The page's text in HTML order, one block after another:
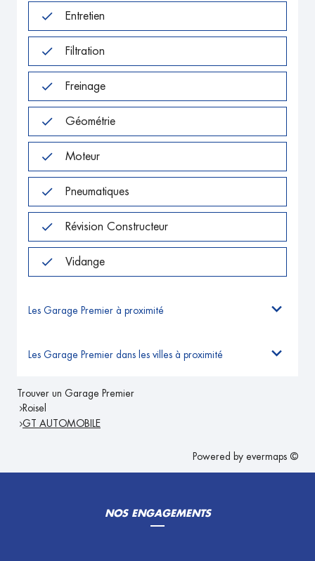
Entretien
Filtration
Freinage
Géométrie
Moteur
Pneumatiques
Révision Constructeur
Vidange
Les Garage Premier à proximité
Les Garage Premier dans les villes à proximité
Trouver un Garage Premier
Roisel
GT AUTOMOBILE
Powered by evermaps ©
NOS ENGAGEMENTS